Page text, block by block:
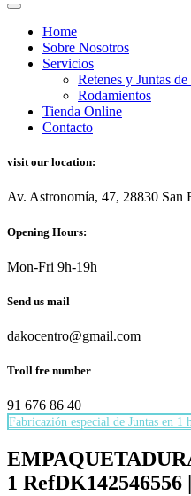
Home
Sobre Nosotros
Servicios
Retenes y Juntas
Rodamientos
Tienda Online
Contacto
visit our location:
Av. Astronomía, 47, 28830 San
Opening Hours:
Mon-Fri 9h-19h
Send us mail
dakocentro@gmail.com
Troll fre number
91 676 86 40
Fabricazión especial de Juntas en 1
1 RefDK142546556
Necesarias
Estas
cookies no
son